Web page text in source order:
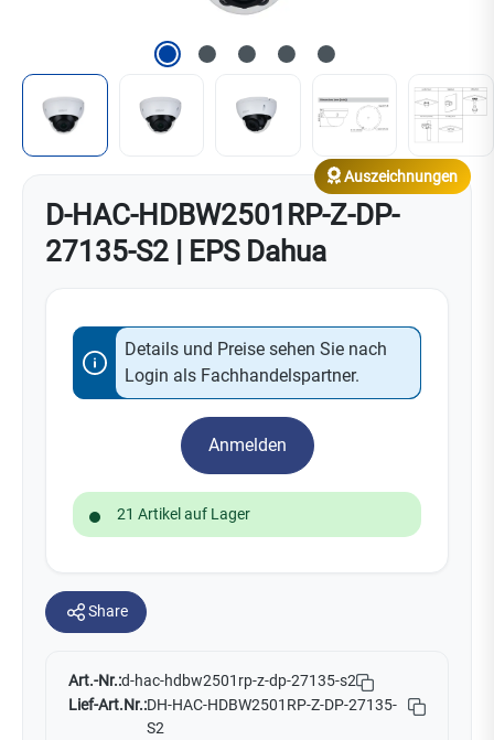
D-HAC-HDBW2501RP-Z-DP-
27135-S2 | EPS Dahua
Auszeichnungen
Details und Preise sehen Sie nach
Login als Fachhandelspartner.
Anmelden
21 Artikel auf Lager
Share
Art.-Nr.:d-hac-hdbw2501rp-z-dp-27135-s2
Lief-Art.Nr.:DH-HAC-HDBW2501RP-Z-DP-27135-
S2